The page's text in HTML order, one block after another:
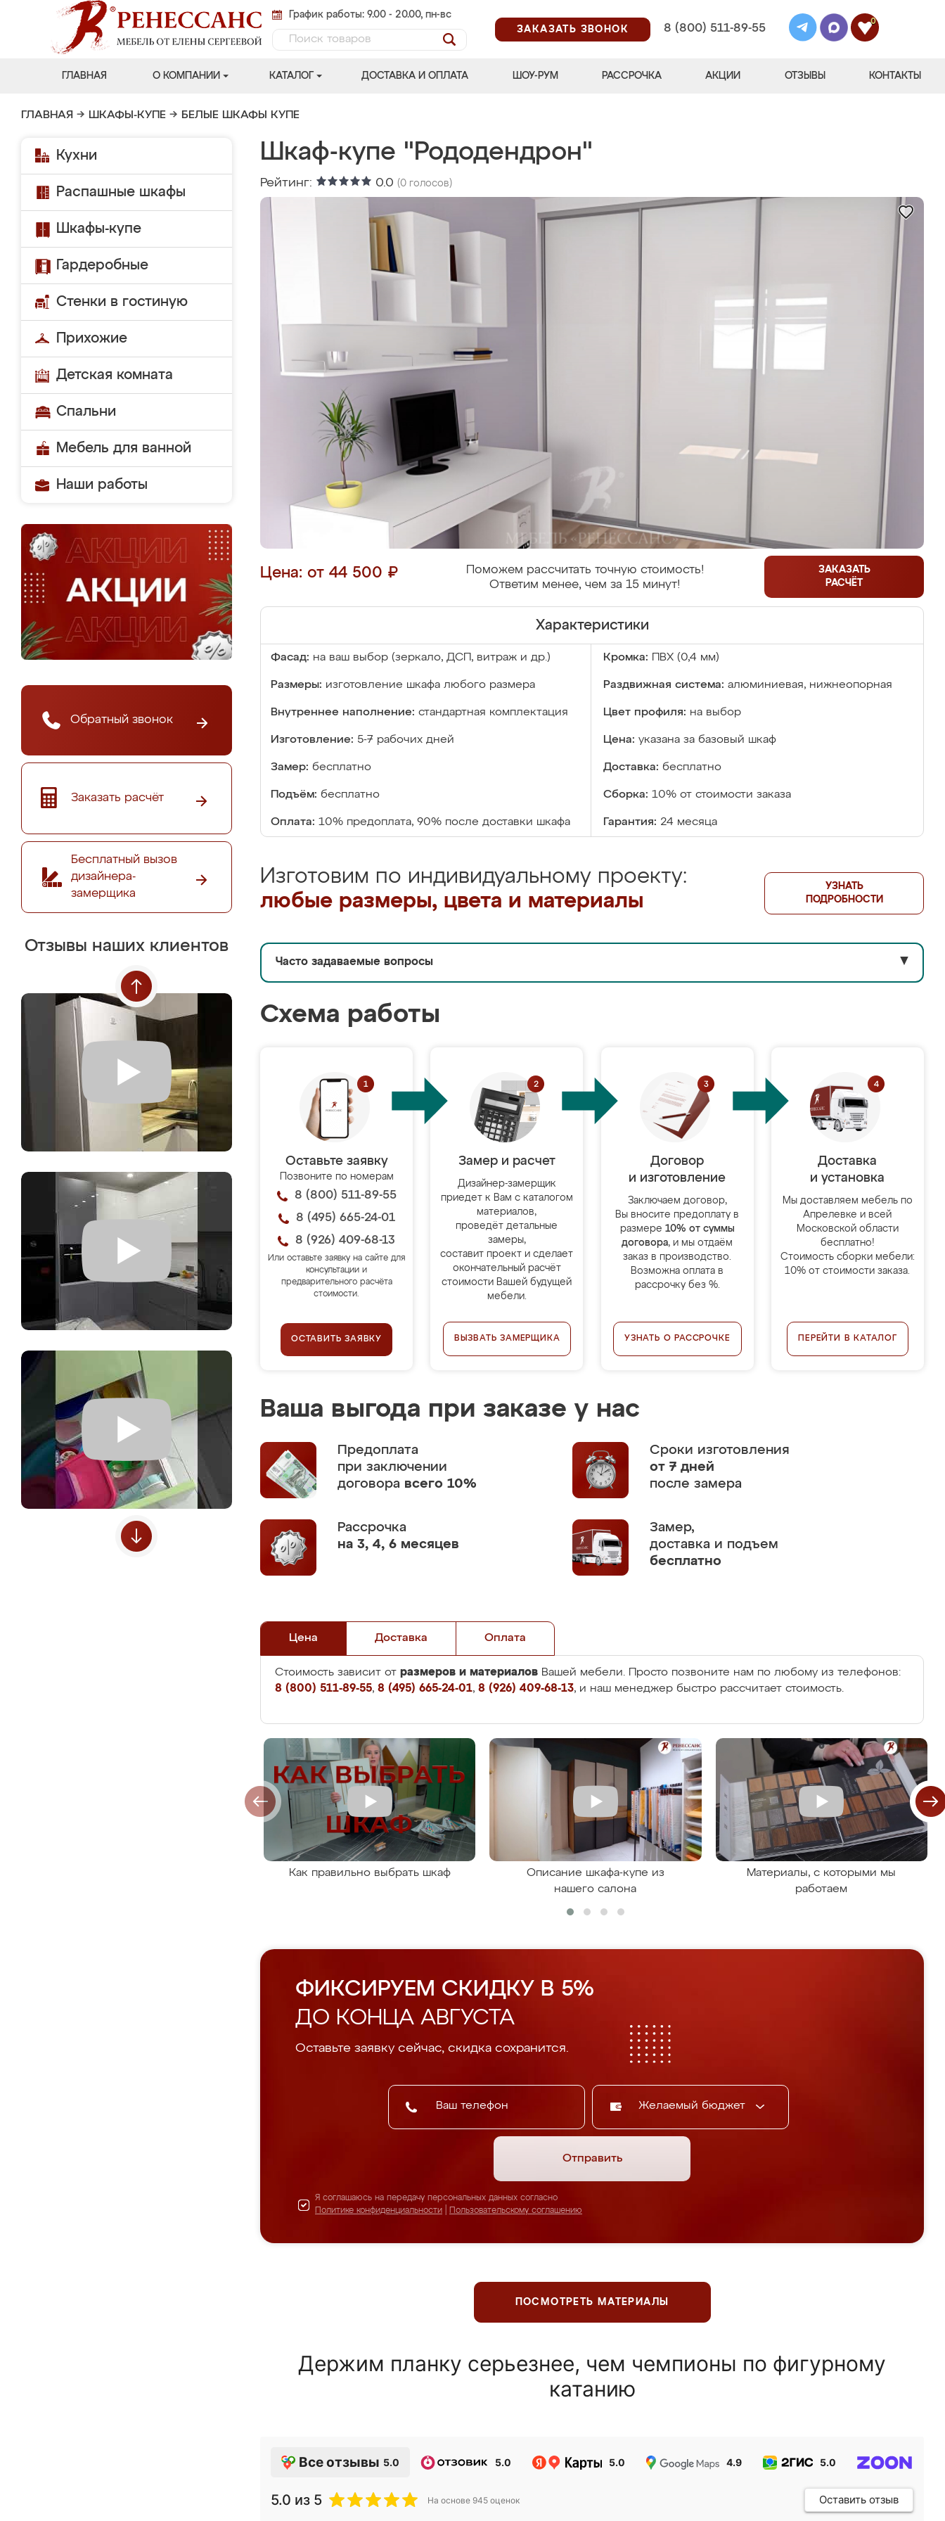
График работы: 9.00 - 20.00, пн-вс
ЗАКАЗАТЬ ЗВОНОК
8 (800) 511-89-55
0
ГЛАВНАЯ О КОМПАНИИ КАТАЛОГ ДОСТАВКА И ОПЛАТА ШОУ-РУМ РАССРОЧКА АКЦИИ ОТЗЫВЫ КОНТАКТЫ
ГЛАВНАЯ → ШКАФЫ-КУПЕ → БЕЛЫЕ ШКАФЫ КУПЕ
Кухни
Распашные шкафы
Шкафы-купе
Гардеробные
Стенки в гостиную
Прихожие
Детская комната
Спальни
Мебель для ванной
Наши работы
Обратный звонок
Заказать расчёт
Бесплатный вызов
дизайнера-
замерщика
Отзывы наших клиентов
Шкаф-купе "Рододендрон"
Рейтинг: 0.0 (0 голосов)
Цена: от 44 500 ₽
Поможем рассчитать точную стоимость!
Ответим менее, чем за 15 минут!
ЗАКАЗАТЬ
РАСЧЁТ
Характеристики
Фасад: на ваш выбор (зеркало, ДСП, витраж и др.) Кромка: ПВХ (0,4 мм)
Размеры: изготовление шкафа любого размера Раздвижная система: алюминиевая, нижнеопорная
Внутреннее наполнение: стандартная комплектация Цвет профиля: на выбор
Изготовление: 5-7 рабочих дней Цена: указана за базовый шкаф
Замер: бесплатно Доставка: бесплатно
Подъём: бесплатно Сборка: 10% от стоимости заказа
Оплата: 10% предоплата, 90% после доставки шкафа Гарантия: 24 месяца
Изготовим по индивидуальному проекту:
любые размеры, цвета и материалы
УЗНАТЬ
ПОДРОБНОСТИ
Часто задаваемые вопросы ▼
Схема работы
Оставьте заявку
Позвоните по номерам
8 (800) 511-89-55
8 (495) 665-24-01
8 (926) 409-68-13
Или оставьте заявку на сайте для
консультации и
предварительного расчёта
стоимости.
ОСТАВИТЬ ЗАЯВКУ
Замер и расчет
Дизайнер-замерщик
приедет к Вам с каталогом
материалов,
проведёт детальные
замеры,
составит проект и сделает
окончательный расчёт
стоимости Вашей будущей
мебели.
ВЫЗВАТЬ ЗАМЕРЩИКА
Договор
и изготовление
Заключаем договор,
Вы вносите предоплату в
размере 10% от суммы
договора, и мы отдаём
заказ в производство.
Возможна оплата в
рассрочку без %.
УЗНАТЬ О РАССРОЧКЕ
Доставка
и установка
Мы доставляем мебель по
Апрелевке и всей
Московской области
бесплатно!
Стоимость сборки мебели:
10% от стоимости заказа.
ПЕРЕЙТИ В КАТАЛОГ
Ваша выгода при заказе у нас
Предоплата
при заключении
договора всего 10%
Сроки изготовления
от 7 дней
после замера
Рассрочка
на 3, 4, 6 месяцев
Замер,
доставка и подъем
бесплатно
Цена Доставка Оплата
Стоимость зависит от размеров и материалов Вашей мебели. Просто позвоните нам по любому из телефонов:
8 (800) 511-89-55, 8 (495) 665-24-01, 8 (926) 409-68-13, и наш менеджер быстро рассчитает стоимость.
Как правильно выбрать шкаф
Описание шкафа-купе из
нашего салона
Материалы, с которыми мы
работаем
ФИКСИРУЕМ СКИДКУ В 5%
ДО КОНЦА АВГУСТА
Оставьте заявку сейчас, скидка сохранится.
Желаемый бюджет
Отправить
Я соглашаюсь на передачу персональных данных согласно
Политике конфиденциальности
Пользовательскому соглашению
ПОСМОТРЕТЬ МАТЕРИАЛЫ
Держим планку серьезнее, чем чемпионы по фигурному
катанию
Все отзывы 5.0 5.0 5.0 4.9 5.0
5.0 из 5 На основе 945 оценок Оставить отзыв